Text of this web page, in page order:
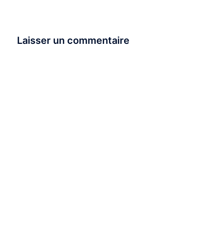
Laisser un commentaire